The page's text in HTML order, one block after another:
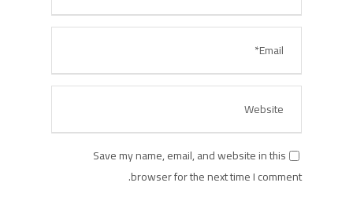
Save my name, email, and website in this
browser for the next time I comment.